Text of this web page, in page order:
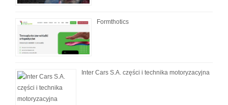
Formthotics
Inter Cars S.A. części i technika motoryzacyjna